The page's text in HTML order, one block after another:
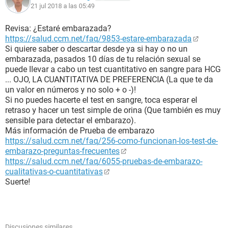
21 jul 2018 a las 05:49
Revisa: ¿Estaré embarazada?
https://salud.ccm.net/faq/9853-estare-embarazada
Si quiere saber o descartar desde ya si hay o no un
embarazada, pasados 10 días de tu relación sexual se
puede llevar a cabo un test cuantitativo en sangre para HCG
... OJO, LA CUANTITATIVA DE PREFERENCIA (La que te da
un valor en números y no solo + o -)!
Si no puedes hacerte el test en sangre, toca esperar el
retraso y hacer un test simple de orina (Que también es muy
sensible para detectar el embarazo).
Más información de Prueba de embarazo
https://salud.ccm.net/faq/256-como-funcionan-los-test-de-
embarazo-preguntas-frecuentes
https://salud.ccm.net/faq/6055-pruebas-de-embarazo-
cualitativas-o-cuantitativas
Suerte!